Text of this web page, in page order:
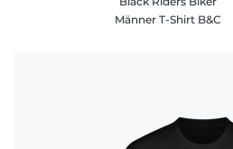
Männer T-Shirt B&C